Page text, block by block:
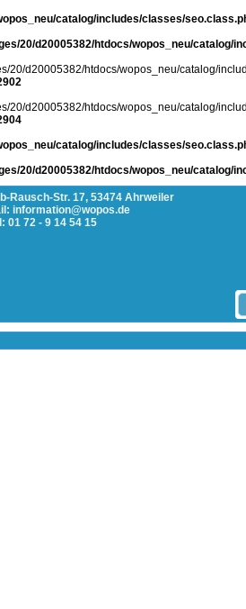
catalog/includes/classes/
20/d20005382/htdocs/wopos_neu/catalog/
20/d20005382/htdocs/wopos_neu/catalog/
20/d20005382/htdocs/wopos_neu/catalog/
catalog/includes/classes/
20/d20005382/htdocs/wopos_neu/catalog/
Rausch-Str. 17, 53474 Ahrweiler
information@wopos.de
01 72 - 9 14 54 15